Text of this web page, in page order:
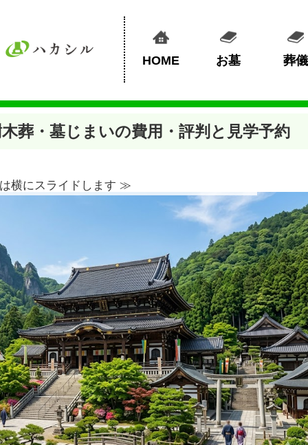
HOME お墓 葬儀
葬・墓じまいの費用・評判と見学予約
横にスライドします ≫︎